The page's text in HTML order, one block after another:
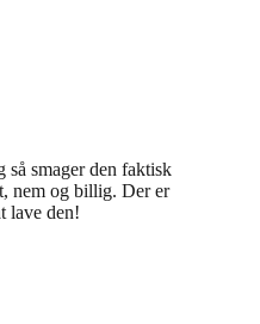
så smager den faktisk
nem og billig. Der er
lave den!